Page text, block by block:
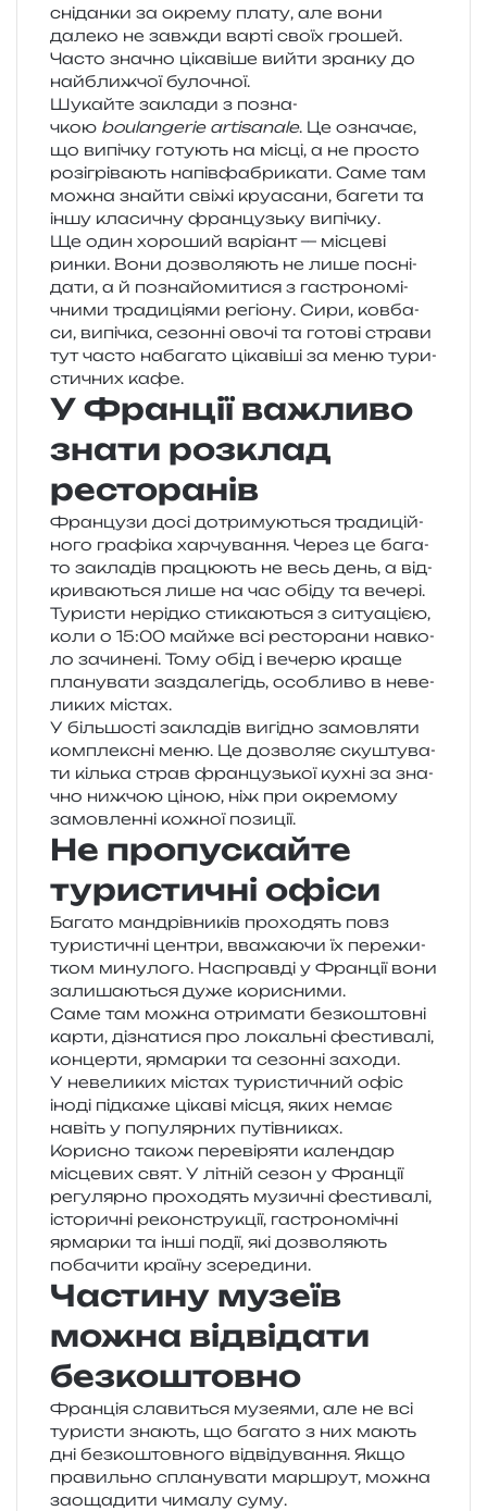
сні­дан­ки за окре­му плату, але вони
дале­ко не зав­жди варті своїх гро­шей.
Часто зна­чно ціка­ві­ше вийти зран­ку до
най­ближ­чої булочної.
Шукайте закла­ди з позна­
чкою boulangerie artisanale. Це озна­чає,
що випі­чку готу­ють на місці, а не про­сто
розі­грі­ва­ють напів­фа­бри­ка­ти. Саме там
можна зна­йти свіжі кру­а­са­ни, баге­ти та
іншу кла­си­чну фран­цузь­ку випічку.
Ще один хоро­ший варі­ант — місце­ві
ринки. Вони дозво­ля­ють не лише посні­
да­ти, а й позна­йо­ми­ти­ся з гастро­но­мі­
чни­ми тра­ди­ці­я­ми регіо­ну. Сири, ков­ба­
си, випі­чка, сезон­ні овочі та гото­ві стра­ви
тут часто наба­га­то ціка­ві­ші за меню тури­
сти­чних кафе.
У Франції важливо
знати розклад
ресторанів
Французи досі дотри­му­ю­ться тра­ди­цій­
но­го гра­фі­ка хар­чу­ва­н­ня. Через це бага­
то закла­дів пра­цю­ють не весь день, а від­
кри­ва­ю­ться лише на час обіду та вечері.
Туристи нерід­ко сти­ка­ю­ться з ситу­а­ці­єю,
коли о 15:00 майже всі ресто­ра­ни нав­ко­
ло зачи­не­ні. Тому обід і вече­рю краще
пла­ну­ва­ти зазда­ле­гідь, осо­бли­во в неве­
ли­ких містах.
У біль­шо­сті закла­дів вигі­дно замов­ля­ти
ком­пле­ксні меню. Це дозво­ляє ску­шту­ва­
ти кіль­ка страв фран­цузь­кої кухні за зна­
чно ниж­чою ціною, ніж при окре­мо­му
замов­лен­ні кожної позиції.
Не пропускайте
туристичні офіси
Багато ман­дрів­ни­ків про­хо­дять повз
тури­сти­чні цен­три, вва­жа­ю­чи їх пере­жи­
тком мину­ло­го. Насправді у Франції вони
зали­ша­ю­ться дуже корисними.
Саме там можна отри­ма­ти без­ко­штов­ні
карти, дізна­ти­ся про локаль­ні фести­ва­лі,
кон­цер­ти, ярмар­ки та сезон­ні захо­ди.
У неве­ли­ких містах тури­сти­чний офіс
іноді під­ка­же ціка­ві місця, яких немає
навіть у попу­ляр­них путівниках.
Корисно також пере­ві­ря­ти кален­дар
місце­вих свят. У літній сезон у Франції
регу­ляр­но про­хо­дять музи­чні фести­ва­лі,
істо­ри­чні рекон­стру­кції, гастро­но­мі­чні
ярмар­ки та інші події, які дозво­ля­ють
поба­чи­ти кра­ї­ну зсередини.
Частину музеїв
можна відвідати
безкоштовно
Франція сла­ви­ться музе­я­ми, але не всі
тури­сти зна­ють, що бага­то з них мають
дні без­ко­штов­но­го від­ві­ду­ва­н­ня. Якщо
пра­виль­но спла­ну­ва­ти мар­шрут, можна
заоща­ди­ти чима­лу суму.